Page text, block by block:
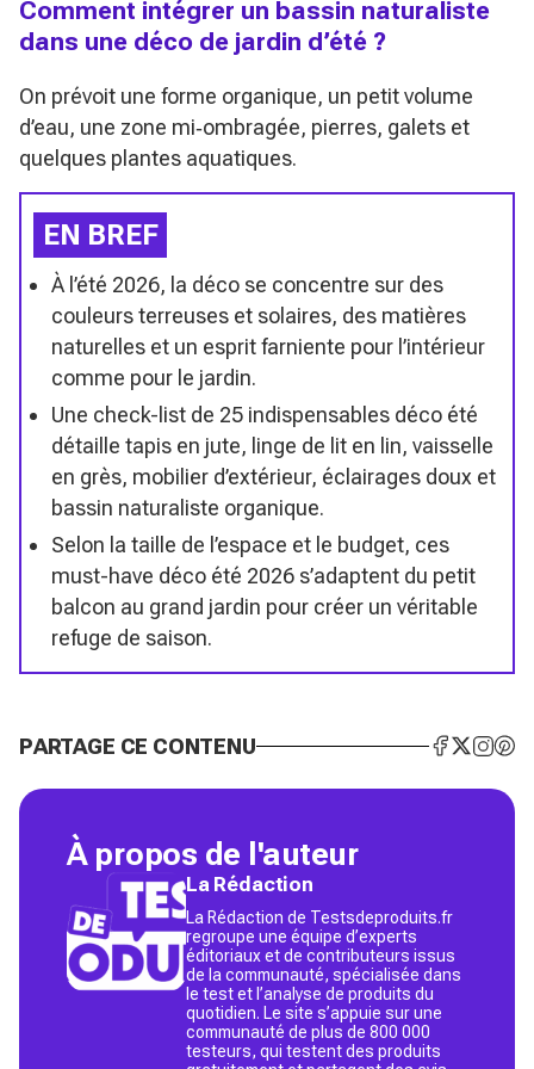
Comment intégrer un bassin naturaliste
dans une déco de jardin d’été ?
On prévoit une forme organique, un petit volume
d’eau, une zone mi‑ombragée, pierres, galets et
quelques plantes aquatiques.
EN BREF
À l’été 2026, la déco se concentre sur des
couleurs terreuses et solaires, des matières
naturelles et un esprit farniente pour l’intérieur
comme pour le jardin.
Une check-list de 25 indispensables déco été
détaille tapis en jute, linge de lit en lin, vaisselle
en grès, mobilier d’extérieur, éclairages doux et
bassin naturaliste organique.
Selon la taille de l’espace et le budget, ces
must-have déco été 2026 s’adaptent du petit
balcon au grand jardin pour créer un véritable
refuge de saison.
PARTAGE CE CONTENU
À propos de l'auteur
La Rédaction
La Rédaction de Testsdeproduits.fr
regroupe une équipe d’experts
éditoriaux et de contributeurs issus
de la communauté, spécialisée dans
le test et l’analyse de produits du
quotidien. Le site s’appuie sur une
communauté de plus de 800 000
testeurs, qui testent des produits